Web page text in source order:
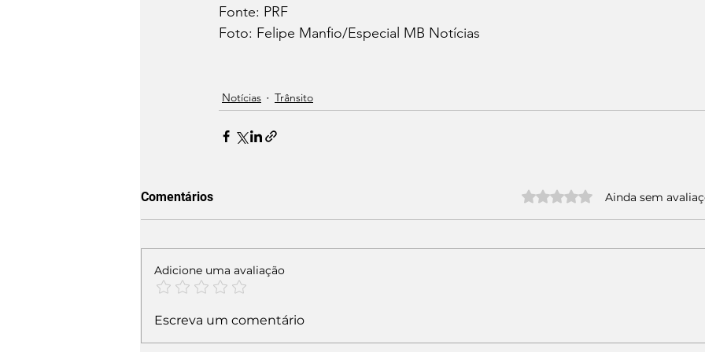
Fonte: PRF
Foto: Felipe Manfio/Especial MB Notícias
Notícias Trânsito
Comentários Avaliado com 0 de 5 estrelas.
Ainda sem
Adicione uma avaliação
Escreva um comentário